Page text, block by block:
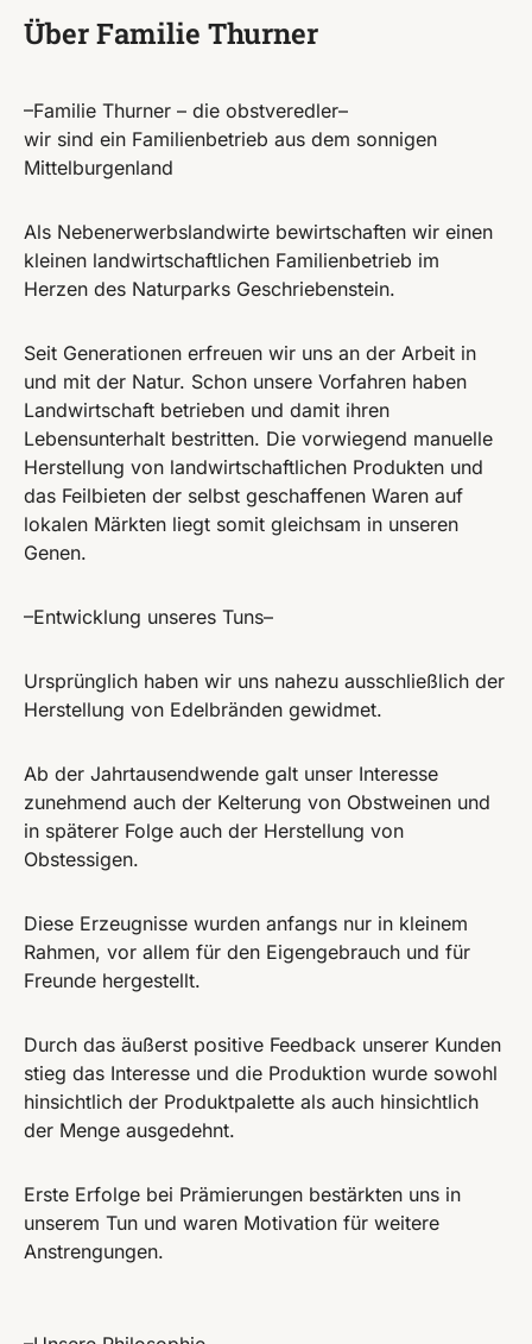
Über Familie Thurner
–Familie Thurner – die obstveredler–
wir sind ein Familienbetrieb aus dem sonnigen
Mittelburgenland
Als Nebenerwerbslandwirte bewirtschaften wir einen
kleinen landwirtschaftlichen Familienbetrieb im
Herzen des Naturparks Geschriebenstein.
Seit Generationen erfreuen wir uns an der Arbeit in
und mit der Natur. Schon unsere Vorfahren haben
Landwirtschaft betrieben und damit ihren
Lebensunterhalt bestritten. Die vorwiegend manuelle
Herstellung von landwirtschaftlichen Produkten und
das Feilbieten der selbst geschaffenen Waren auf
lokalen Märkten liegt somit gleichsam in unseren
Genen.
–Entwicklung unseres Tuns–
Ursprünglich haben wir uns nahezu ausschließlich der
Herstellung von Edelbränden gewidmet.
Ab der Jahrtausendwende galt unser Interesse
zunehmend auch der Kelterung von Obstweinen und
in späterer Folge auch der Herstellung von
Obstessigen.
Diese Erzeugnisse wurden anfangs nur in kleinem
Rahmen, vor allem für den Eigengebrauch und für
Freunde hergestellt.
Durch das äußerst positive Feedback unserer Kunden
stieg das Interesse und die Produktion wurde sowohl
hinsichtlich der Produktpalette als auch hinsichtlich
der Menge ausgedehnt.
Erste Erfolge bei Prämierungen bestärkten uns in
unserem Tun und waren Motivation für weitere
Anstrengungen.